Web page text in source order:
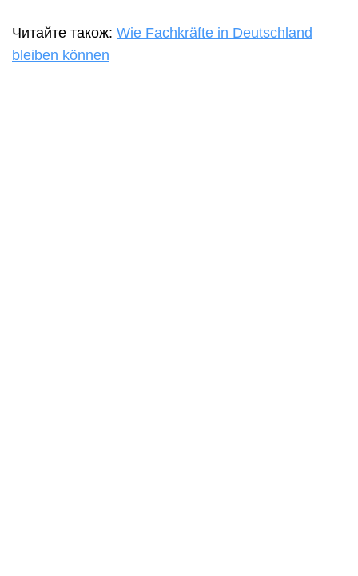
Читайте також: Wie Fachkräfte in Deutschland
bleiben können